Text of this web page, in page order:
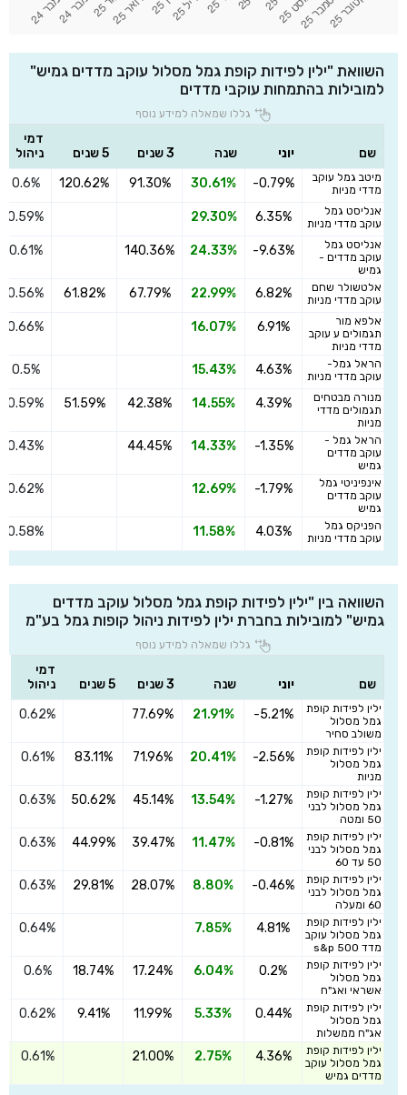
השוואת "ילין לפידות קופת גמל מסלול עוקב מדדים גמיש"
למובילות בהתמחות עוקבי מדדים
גללו שמאלה למידע נוסף
שם יוני שנה 3 שנים 5 שנים
דמי
ניהול
מיטב גמל עוקב
מדדי מניות
-0.79%
30.61%
91.30%
120.62%
0.6%
אנליסט גמל
עוקב מדדי מניות
6.35%
29.30%
0.59%
אנליסט גמל
עוקב מדדים -
גמיש
-9.63%
24.33%
140.36%
0.61%
אלטשולר שחם
עוקב מדדי מניות
6.82%
22.99%
67.79%
61.82%
0.56%
אלפא מור
תגמולים ע עוקב
מדדי מניות
6.91%
16.07%
0.66%
הראל גמל-
עוקב מדדי מניות
4.63%
15.43%
0.5%
מנורה מבטחים
תגמולים מדדי
מניות
4.39%
14.55%
42.38%
51.59%
0.59%
הראל גמל -
עוקב מדדים
גמיש
-1.35%
14.33%
44.45%
0.43%
אינפיניטי גמל
עוקב מדדים
גמיש
-1.79%
12.69%
0.62%
הפניקס גמל
עוקב מדדי מניות
4.03%
11.58%
0.58%
השוואה בין "ילין לפידות קופת גמל מסלול עוקב מדדים
גמיש" למובילות בחברת ילין לפידות ניהול קופות גמל בע"מ
גללו שמאלה למידע נוסף
שם יוני שנה 3 שנים 5 שנים
דמי
ניהול
ילין לפידות קופת
גמל מסלול
משולב סחיר
-5.21%
21.91%
77.69%
0.62%
ילין לפידות קופת
גמל מסלול
מניות
-2.56%
20.41%
71.96%
83.11%
0.61%
ילין לפידות קופת
גמל מסלול לבני
50 ומטה
-1.27%
13.54%
45.14%
50.62%
0.63%
ילין לפידות קופת
גמל מסלול לבני
50 עד 60
-0.81%
11.47%
39.47%
44.99%
0.63%
ילין לפידות קופת
גמל מסלול לבני
60 ומעלה
-0.46%
8.80%
28.07%
29.81%
0.63%
ילין לפידות קופת
גמל מסלול עוקב
מדד s&p 500
4.81%
7.85%
0.64%
ילין לפידות קופת
גמל מסלול
אשראי ואג"ח
0.2%
6.04%
17.24%
18.74%
0.6%
ילין לפידות קופת
גמל מסלול
אג"ח ממשלות
0.44%
5.33%
11.99%
9.41%
0.62%
ילין לפידות קופת
גמל מסלול עוקב
מדדים גמיש
4.36%
2.75%
21.00%
0.61%